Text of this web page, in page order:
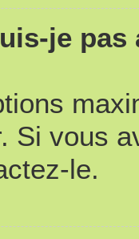
je
Si vous
le.